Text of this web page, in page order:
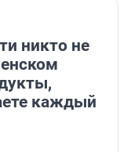
никто не
каждый